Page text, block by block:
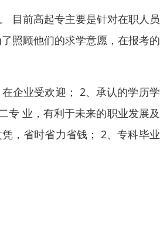
目前高起专主要是针对在职人
照顾他们的求学意愿，在报考
企业受欢迎； 2、承认的学历
专 业，有利于未来的职业发展
，省时省力省钱； 2、专科毕